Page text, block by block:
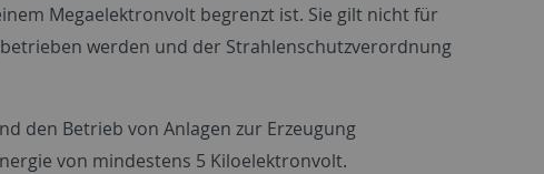
Megaelektronvolt begrenzt ist. Sie gilt nicht für
werden und der Strahlenschutzverordnung
den Betrieb von Anlagen zur Erzeugung
von mindestens 5 Kiloelektronvolt.